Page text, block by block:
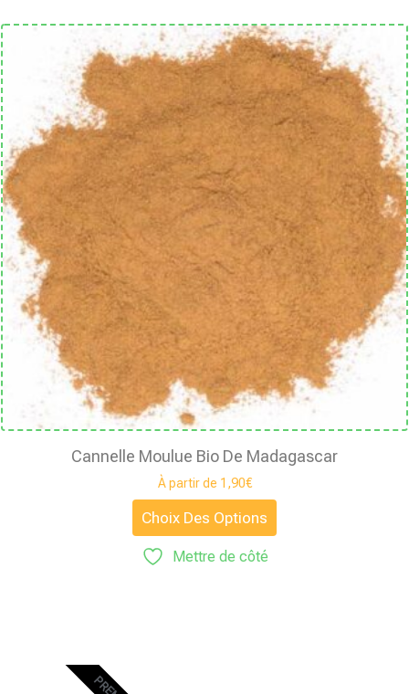
Cannelle Moulue Bio De Madagascar
À partir de 1,90€
Choix Des Options
Mettre de côté